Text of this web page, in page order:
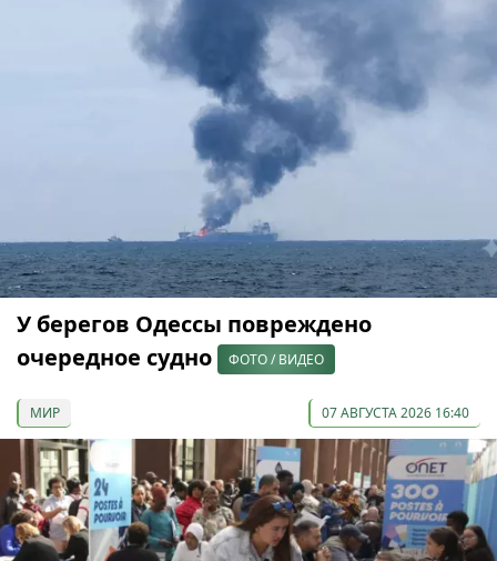
У берегов Одессы повреждено
очередное судно
ФОТО / ВИДЕО
МИР 07 АВГУСТА 2026 16:40